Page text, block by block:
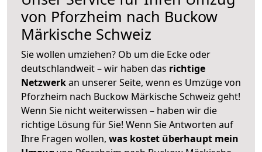
von Pforzheim nach Buckow
Märkische Schweiz
Sie wollen umziehen? Ob um die Ecke oder
deutschlandweit – wir haben das richtige
Netzwerkan unserer Seite, wenn es Umzüge von
Pforzheim nach Buckow Märkische Schweiz geht!
Wenn Sie nicht weiterwissen – haben wir die
richtige Lösung für Sie! Wenn Sie Antworten auf
Ihre Fragen wollen, was kostet überhaupt mein